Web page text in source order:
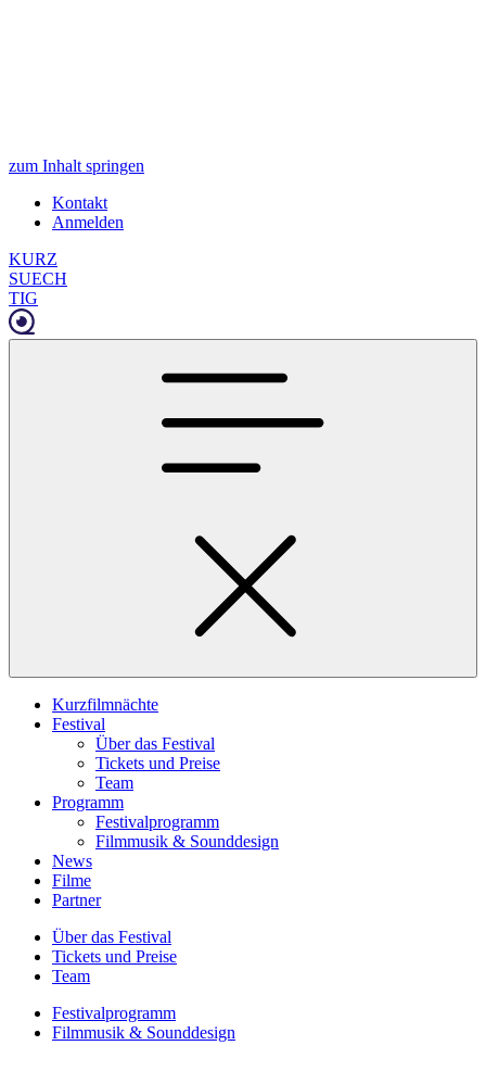
zum Inhalt springen
Kontakt
Anmelden
KURZ
SUECH
TIG
Kurzfilmnächte
Festival
Über das Festival
Tickets und Preise
Team
Programm
Festivalprogramm
Filmmusik & Sounddesign
News
Filme
Partner
Über das Festival
Tickets und Preise
Team
Festivalprogramm
Filmmusik & Sounddesign